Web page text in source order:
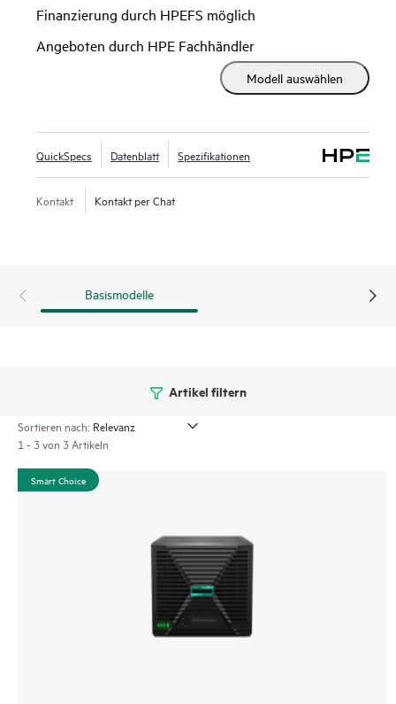
ProLiant Serverportfolios der Enterprise-Class erfüllt.
Mit seinem Mini-Tower-Design kann er passend zur
Kundenumgebung flach oder vertikal aufgestellt oder an
Arbeitsspeicherkapazität sowie Sicherheit und
Remoteverwaltung auf dem Server mit
of Trust. Mit seinem erschwinglichen Einstiegspreis bietet
wachsen, wenn sich Ihre Anforderungen und Ihr Budget im
Laufe der Zeit ändern.
Finanzierung durch HPEFS möglich
Angeboten durch HPE Fachhändler
Modell auswählen
QuickSpecs Datenblatt Spezifikationen
Kontakt Kontakt per Chat
Basismodelle
Artikel filtern
Sortieren nach:
1 - 3 von 3 Artikeln
Smart Choice